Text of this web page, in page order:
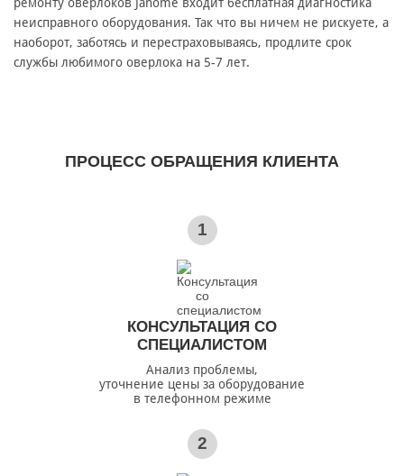
неисправного оборудования. Так что вы ничем не рискуете, а
наоборот, заботясь и перестраховываясь, продлите срок
службы любимого оверлока на 5-7 лет.
ПРОЦЕСС ОБРАЩЕНИЯ КЛИЕНТА
1
КОНСУЛЬТАЦИЯ СО
СПЕЦИАЛИСТОМ
Анализ проблемы,
уточнение цены за оборудование
в телефонном режиме
2